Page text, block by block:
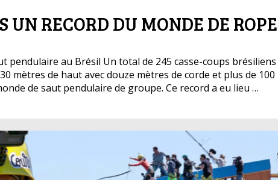
UN RECORD DU MONDE DE ROPE
pendulaire au Brésil Un total de 245 casse-coups brésiliens
mètres de haut avec douze mètres de corde et plus de 100
de saut pendulaire de groupe. Ce record a eu lieu …